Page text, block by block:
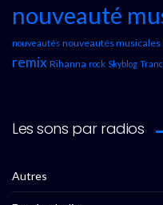
nouveauté
nouveautés nouveautés musicales
remix Rihanna rock Skyblog
Les sons par radios
Autres